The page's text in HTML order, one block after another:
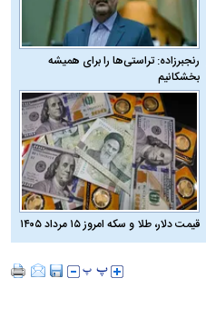
رنجبرزاده: تراستی‌ها را برای همیشه
بخشکانیم
قیمت دلار، طلا و سکه امروز ۱۵ مرداد ۱۴۰۵